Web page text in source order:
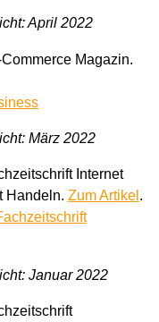
April 2022
Magazin.
März 2022
Internet
Handeln. Zum Artikel .
Januar 2022